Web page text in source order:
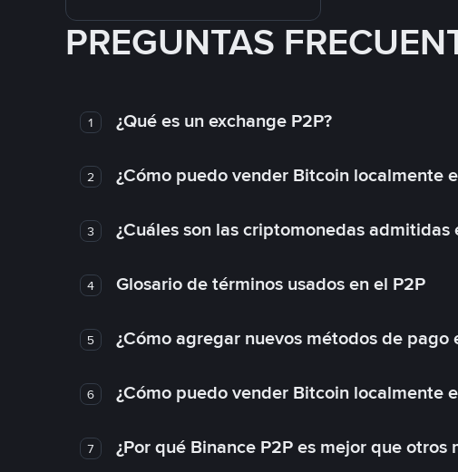
PREGUNTAS
1 ¿Qué es un exchange P2P?
2 ¿Cómo puedo vender Bitcoin localmente
3 ¿Cuáles son las criptomonedas admitidas
4 Glosario de términos usados en el P2P
5 ¿Cómo agregar nuevos métodos de pago
6 ¿Cómo puedo vender Bitcoin localmente
7 ¿Por qué Binance P2P es mejor que otros